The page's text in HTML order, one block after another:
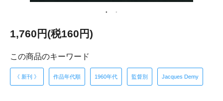
1,760円(税160円)
この商品のキーワード
《 新刊 》 作品年代順 1960年代 監督別 Jacques Demy